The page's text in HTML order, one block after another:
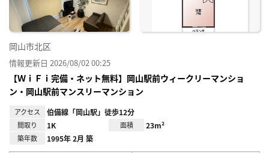
岡山市北区
情報更新日 2026/08/02 00:25
【ＷｉＦｉ完備・ネット無料】岡山駅前ウィークリーマンショ
ン・岡山駅前マンスリーマンション
アクセス 伯備線「岡山駅」徒歩12分
間取り 1K 面積 23m²
築年数 1995年 2月 築